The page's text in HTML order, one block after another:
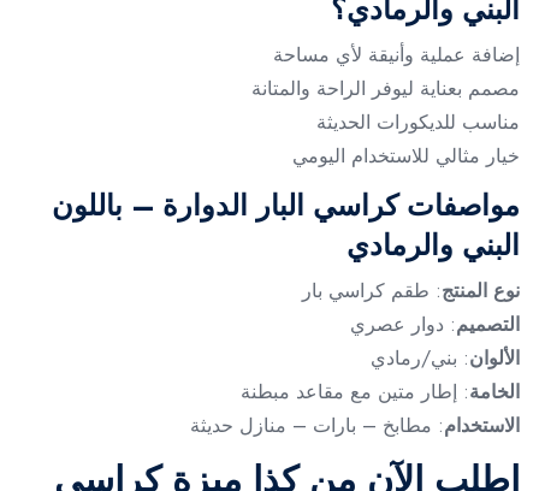
البني والرمادي؟
إضافة عملية وأنيقة لأي مساحة
مصمم بعناية ليوفر الراحة والمتانة
مناسب للديكورات الحديثة
خيار مثالي للاستخدام اليومي
مواصفات كراسي البار الدوارة – باللون
البني والرمادي
نوع المنتج: طقم كراسي بار
التصميم: دوار عصري
الألوان: بني/رمادي
الخامة: إطار متين مع مقاعد مبطنة
الاستخدام: مطابخ – بارات – منازل حديثة
اطلب الآن من كذا ميزة كراسي